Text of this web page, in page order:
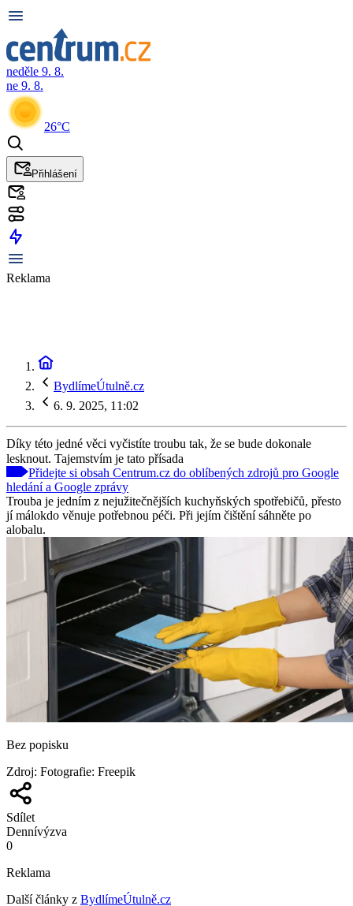
neděle 9. 8.
ne 9. 8.
26°C
Přihlášení
Reklama
BydlímeÚtulně.cz
6. 9. 2025, 11:02
Díky této jedné věci vyčistíte troubu tak, že se bude dokonale
lesknout. Tajemstvím je tato přísada
Přidejte si obsah Centrum.cz do oblíbených zdrojů pro Google
hledání a Google zprávy
Trouba je jedním z nejužitečnějších kuchyňských spotřebičů, přesto
jí málokdo věnuje potřebnou péči. Při jejím čištění sáhněte po
alobalu.
Bez popisku
Zdroj: Fotografie: Freepik
Sdílet
Dennívýzva
0
Reklama
Další články z BydlímeÚtulně.cz